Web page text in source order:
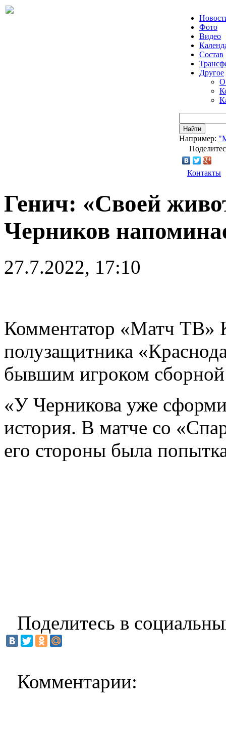
Фото
Видео
Состав
Другое
О
Найти
Например:
Контакты
Генич: «Своей
Черников
27.7.2022, 17:10
Комментатор «Матч ТВ»
полузащитника
бывшим игроком
«У Черникова уже
история. В матче со
его стороны была
Поделитесь в
Комментарии: